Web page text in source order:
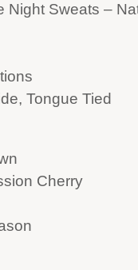
Night Sweats –
Tongue Tied
Cherry